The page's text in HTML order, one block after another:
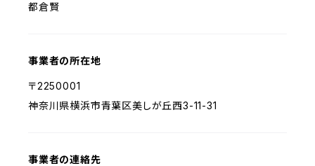
都倉賢
事業者の所在地
〒2250001
神奈川県横浜市青葉区美しが丘西3-11-31
事業者の連絡先